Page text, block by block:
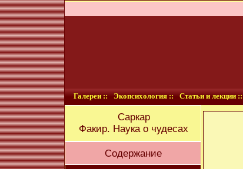
Галереи :: Экопсихология :: Статьи и лекции ::
Саркар
Факир. Наука о чудесах
Содержание